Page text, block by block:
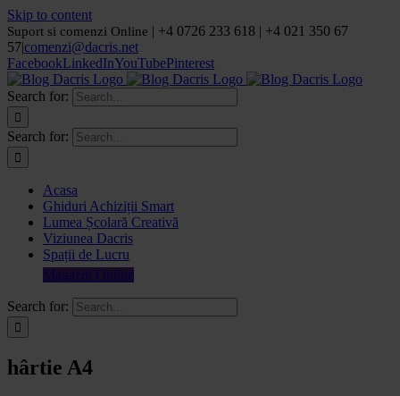
Skip to content
Suport si comenzi Online | +4 0726 233 618 | +4 021 350 67
57|comenzi@dacris.net
FacebookLinkedInYouTubePinterest
Search for:
Search for:
Acasa
Ghiduri Achiziții Smart
Lumea Școlară Creativă
Viziunea Dacris
Spații de Lucru
Magazin Online
Search for:
hârtie A4